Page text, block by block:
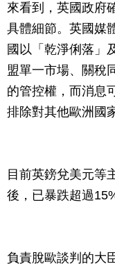
來看到，英國政府
具體細節。英國媒
國以「乾淨俐落」
盟單一市場、關稅
的管控權，而消息
排除對其他歐洲國
目前英鎊兌美元等
後，已暴跌超過
負責脫歐談判的大